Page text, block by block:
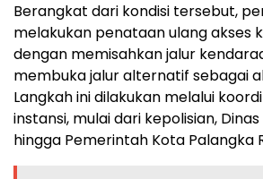
Berangkat dari kondisi tersebut,
melakukan penataan ulang akses
dengan memisahkan jalur
membuka jalur alternatif sebagai
Langkah ini dilakukan melalui
instansi, mulai dari kepolisian,
hingga Pemerintah Kota Palangka